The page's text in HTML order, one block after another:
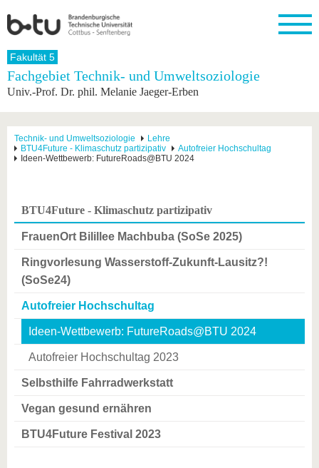
Startseite
Universität
Struktur
Karriere
Partnerschaften
Strukturwandel
Forschung
Forschung
Forschungsprofil
Nachwuchs
Studium
Vor dem
Studium
Nach
Studium
International
Profil
Aus dem
Ausland
Mit der
BTU ins
Ausland
Für
Kontakt
Weiterbildung
Weiterbildung
Fachkräfte
Wirtschafts-
BTU
Innovative
Transferprojekte
Werte
Fakultät 5
Fachgebiet Technik- und Umweltsoziologie
Univ.-Prof. Dr. phil. Melanie Jaeger-Erben
Technik- und Umweltsoziologie
Lehre
BTU4Future - Klimaschutz partizipativ
Autofreier Hochschultag
Ideen-Wettbewerb: FutureRoads@BTU 2024
BTU4Future - Klimaschutz partizipativ
FrauenOrt Bilillee Machbuba (SoSe 2025)
Ringvorlesung Wasserstoff-Zukunft-Lausitz?!
(SoSe24)
Autofreier Hochschultag
Ideen-Wettbewerb: FutureRoads@BTU 2024
Autofreier Hochschultag 2023
Selbsthilfe Fahrradwerkstatt
Vegan gesund ernähren
BTU4Future Festival 2023